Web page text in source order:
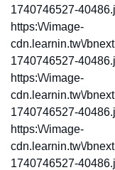
1740746527-
https:\/\/image-
cdn.learnin.tw\/
1740746527-
https:\/\/image-
cdn.learnin.tw\/
1740746527-
https:\/\/image-
cdn.learnin.tw\/
1740746527-